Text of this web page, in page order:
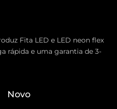
Fita LED e LED neon flex
rápida e uma garantia de 3-
Novo